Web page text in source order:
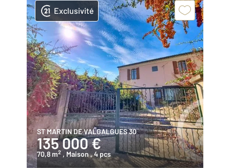
Exclusivité
ST MARTIN DE VALGALGUES 30
135 000 €
70,8 m2 , Maison, 4 pcs